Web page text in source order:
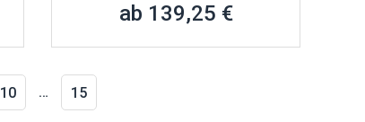
ab 139,25 €
10 … 15